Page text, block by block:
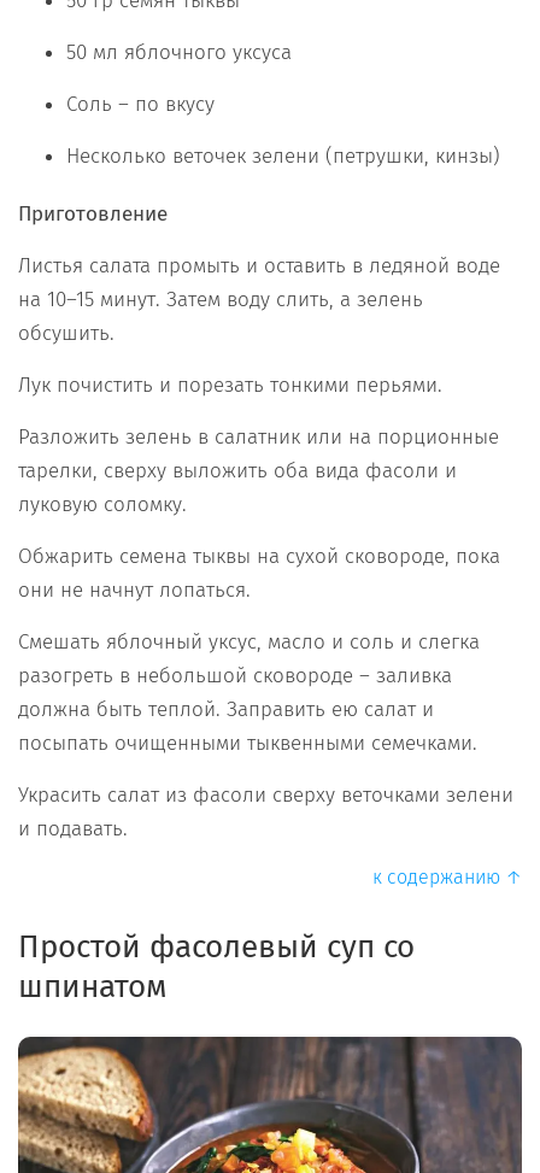
50 мл яблочного уксуса
Соль – по вкусу
Несколько веточек зелени (петрушки, кинзы)
Приготовление
Листья салата промыть и оставить в ледяной воде
на 10–15 минут. Затем воду слить, а зелень
обсушить.
Лук почистить и порезать тонкими перьями.
Разложить зелень в салатник или на порционные
тарелки, сверху выложить оба вида фасоли и
луковую соломку.
Обжарить семена тыквы на сухой сковороде, пока
они не начнут лопаться.
Смешать яблочный уксус, масло и соль и слегка
разогреть в небольшой сковороде – заливка
должна быть теплой. Заправить ею салат и
посыпать очищенными тыквенными семечками.
Украсить салат из фасоли сверху веточками зелени
и подавать.
к содержанию ↑
Простой фасолевый суп со
шпинатом